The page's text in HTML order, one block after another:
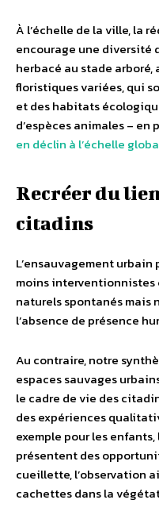
À l’échelle de la ville, la
encourage une diversité
herbacé au stade
floristiques variées, qui
et des habitats
d’espèces animales –
en déclin à l’échelle
Recréer du
citadins
L’ensauvagement
moins
naturels spontanés mais
l’absence de présence
Au contraire, notre
espaces sauvages
le cadre de vie des
des expériences
exemple pour les
présentent des
cueillette, l’observation
cachettes dans la